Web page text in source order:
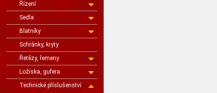
Řízení
Sedla
Blatníky
Schránky, kryty
Řetězy, řemeny
Ložiska, gufera
Technické příslušenství